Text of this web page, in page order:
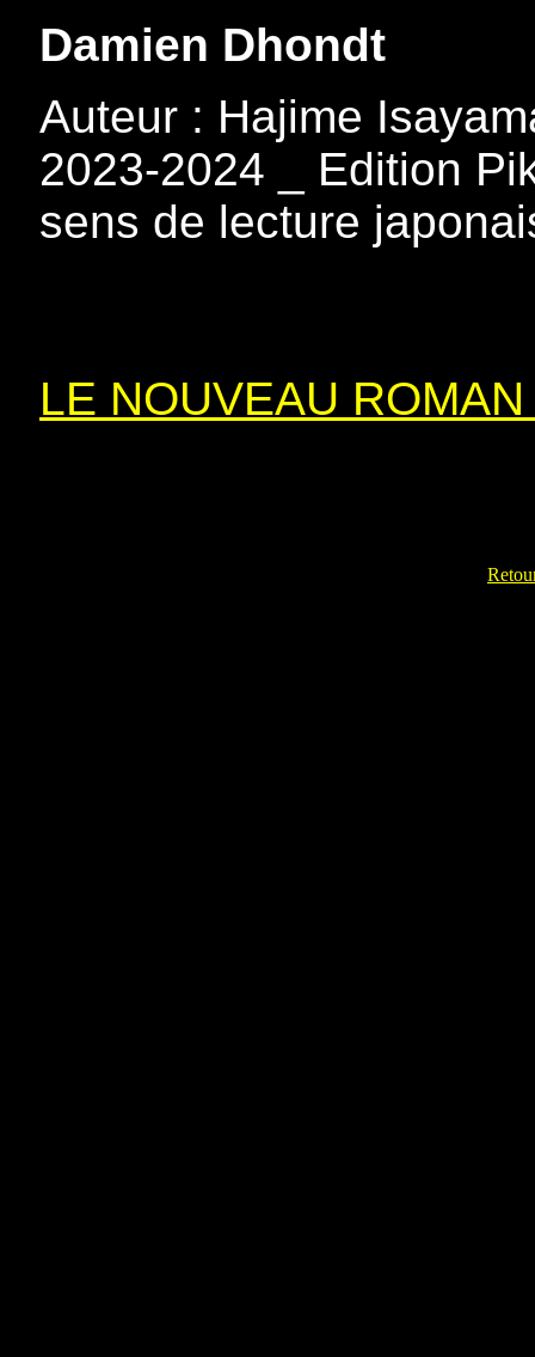
Damien Dhondt
Auteur : Hajime
2023-2024 _ Edition
sens de lecture
LE NOUVEAU ROMAN